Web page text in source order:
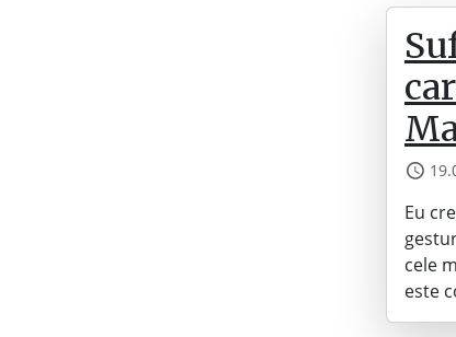
Eu
cele
este